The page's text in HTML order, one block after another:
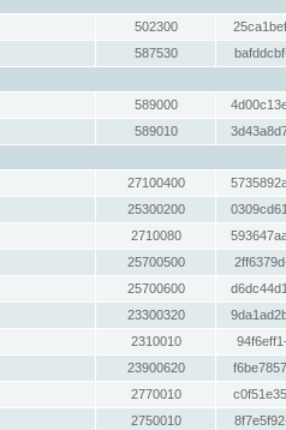
502300
587530
589000
589010
27100400
25300200
2710080
25700500
25700600
23300320
2310010
23900620
2770010
2750010